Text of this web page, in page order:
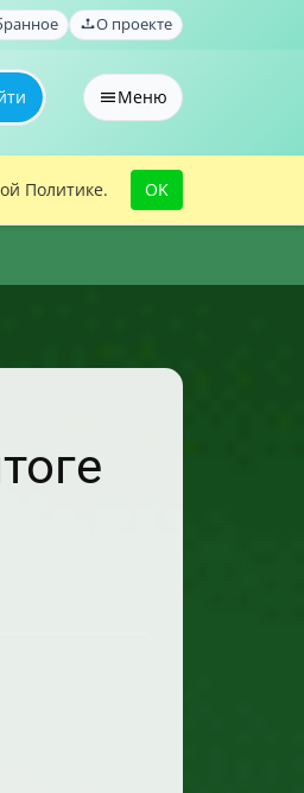
О проекте
Меню
Политике. OK